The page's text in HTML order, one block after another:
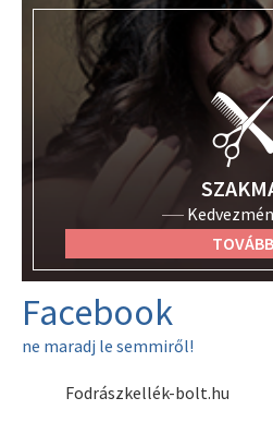
TOVÁBB
Facebook
ne maradj le semmiről!
Fodrászkellék-bolt.hu